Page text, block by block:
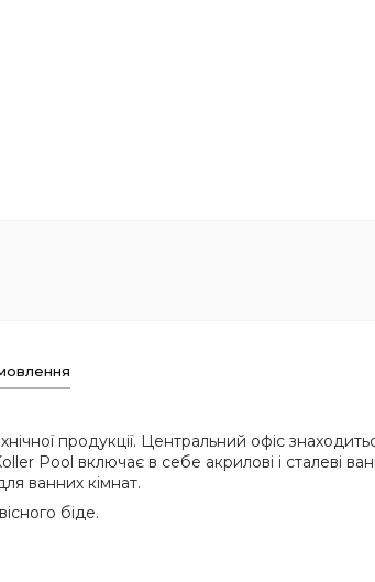
продукції. Центральний офіс
Pool включає в себе акрилові і сталеві
ванних кімнат.
біде.